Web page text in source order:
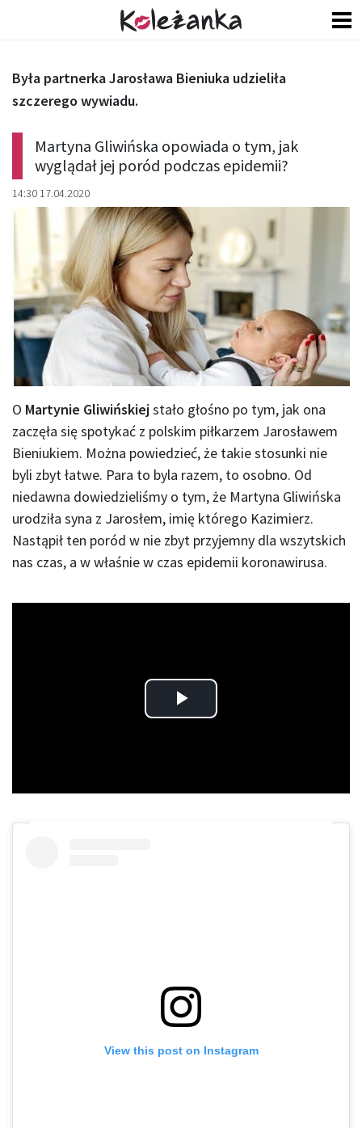
Martyna Gliwińska opowiada o tym, jak
wyglądał jej poród podczas epidemii?
14:30 17.04.2020
Była partnerka Jarosława Bieniuka udzieliła
szczerego wywiadu.
O Martynie Gliwińskiejstało głośno po tym, jak ona
zaczęła się spotykać z polskim piłkarzem Jarosławem
Bieniukiem. Można powiedzieć, że takie stosunki nie
byli zbyt łatwe. Para to byla razem, to osobno. Od
niedawna dowiedzieliśmy o tym, że Martyna Gliwińska
urodziła syna z Jarosłem, imię którego Kazimierz.
Nastąpił ten poród w nie zbyt przyjemny dla wszytskich
nas czas, a w właśnie w czas epidemii koronawirusa.
Play
View this post on Instagram